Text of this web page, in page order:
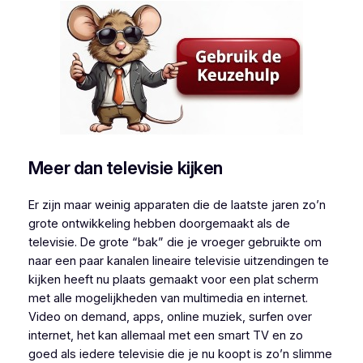
Meer dan televisie kijken
Er zijn maar weinig apparaten die de laatste jaren zo’n
grote ontwikkeling hebben doorgemaakt als de
televisie. De grote “bak” die je vroeger gebruikte om
naar een paar kanalen lineaire televisie uitzendingen te
kijken heeft nu plaats gemaakt voor een plat scherm
met alle mogelijkheden van multimedia en internet.
Video on demand, apps, online muziek, surfen over
internet, het kan allemaal met een smart TV en zo
goed als iedere televisie die je nu koopt is zo’n slimme